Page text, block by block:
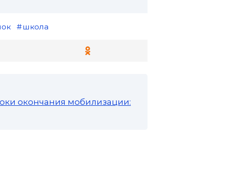
школа
окончания мобилизации: